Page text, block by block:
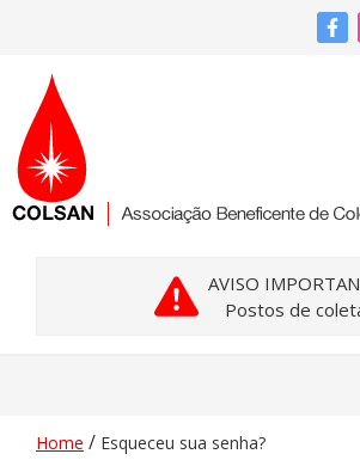
conteúdo
AVISO
Postos de
Home / Esqueceu sua senha?